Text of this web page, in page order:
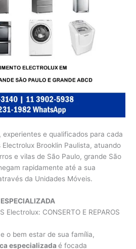
experientes e qualificados para cada
Brooklin Paulista, atuando
e vilas de São Paulo, grande São
rapidamente até a sua
da Unidades Móveis.
Electrolux: CONSERTO E REPAROS
o bem estar de sua família,
especializadaé focada